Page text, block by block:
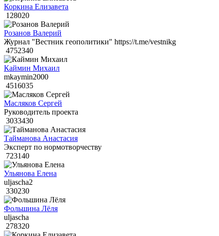
Коркина Елизавета
128020
Розанов Валерий
Журнал "Вестник геополитики" https://t.me/vestnikg
4752340
Каймин Михаил
mkaymin2000
4516035
Масляков Сергей
Руководитель проекта
3033430
Тайманова Анастасия
Эксперт по нормотворчеству
723140
Ульянова Елена
uljascha2
330230
Фольшина Лёля
uljascha
278320